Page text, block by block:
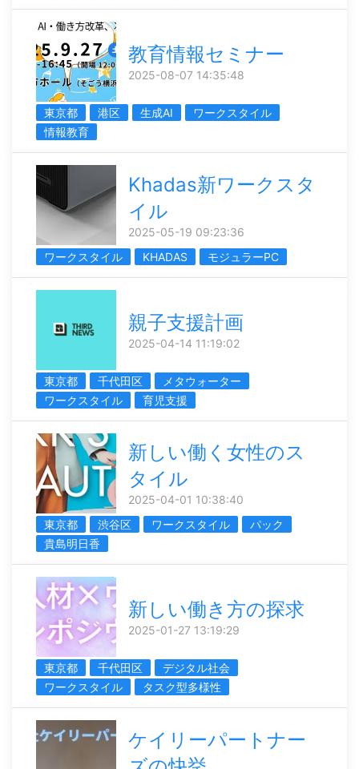
教育情報セミナー
2025-08-07 14:35:48
東京都 港区 生成AI
ワークスタイル
情報教育
Khadas新ワークスタ
イル
2025-05-19 09:23:36
ワークスタイル
KHADAS モジュラーPC
親子支援計画
2025-04-14 11:19:02
東京都 千代田区
メタウォーター
ワークスタイル
育児支援
新しい働く女性のス
タイル
2025-04-01 10:38:40
東京都
渋谷区 ワークスタイル
パック
貴島明日香
新しい働き方の探求
2025-01-27 13:19:29
東京都 千代田区
デジタル社会
ワークスタイル
タスク型多様性
ケイリーパートナー